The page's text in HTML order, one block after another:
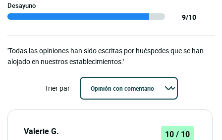
Desayuno
9/10
'Todas las opiniones han sido escritas por huéspedes que se han
alojado en nuestros establecimientos.'
Trier par
Valerie G. 10 / 10